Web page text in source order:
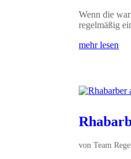
Wenn die
regelmäßig
mehr lesen
vonTeam